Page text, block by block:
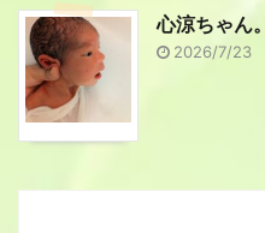
心涼ちゃん。
2026/7/23